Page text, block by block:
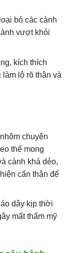
bỏ các cành
vượt khỏi
kích thích
lộ rõ thân và
chuyên
thế mong
cành khá dẻo,
cẩn thận để
dây kịp thời
mất thẩm mỹ